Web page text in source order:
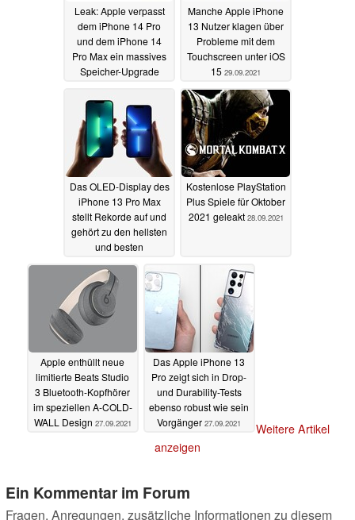
Leak: Apple verpasst
dem iPhone 14 Pro
und dem iPhone 14
Pro Max ein massives
Speicher-Upgrade
Manche Apple iPhone
13 Nutzer klagen über
Probleme mit dem
Touchscreen unter iOS
15 29.09.2021
Das OLED-Display des
iPhone 13 Pro Max
stellt Rekorde auf und
gehört zu den hellsten
und besten
Smartphone-Displays
auf dem Markt
28.09.2021
Kostenlose PlayStation
Plus Spiele für Oktober
2021 geleakt 28.09.2021
Apple enthüllt neue
limitierte Beats Studio
3 Bluetooth-Kopfhörer
im speziellen A-COLD-
WALL Design 27.09.2021
Das Apple iPhone 13
Pro zeigt sich in Drop-
und Durability-Tests
ebenso robust wie sein
Vorgänger 27.09.2021
Weitere Artikel
anzeigen
Ein Kommentar im Forum
Fragen, Anregungen, zusätzliche Informationen zu diesem